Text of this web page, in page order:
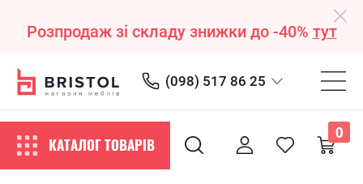
Розпродаж зі складу знижки до -40% тут
(098) 517 86 25
КАТАЛОГ ТОВАРІВ
0